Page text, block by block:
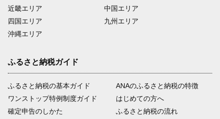
近畿エリア
四国エリア
沖縄エリア
中国エリア
九州エリア
ふるさと納税ガイド
ふるさと納税の基本ガイド
ワンストップ特例制度ガイド
確定申告のしかた
ANAのふるさと納税の特徴
はじめての方へ
ふるさと納税の流れ